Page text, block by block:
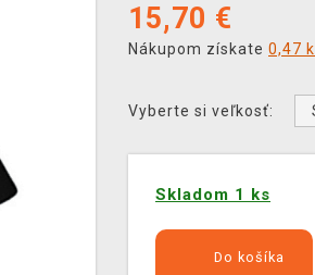
15,70 €
Nákupom získate 0,47
Vyberte si veľkosť:
Skladom 1 ks
Do košíka